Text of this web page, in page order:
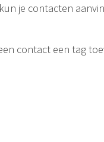
je contacten
contact een tag